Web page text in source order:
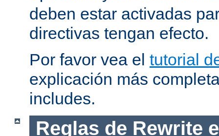
deben estar activadas
directivas tengan efecto.
Por favor vea el tutorial
explicación más
includes.
Reglas de Rewrite